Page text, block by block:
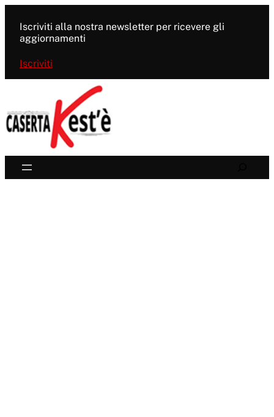
contenuto
Iscriviti alla nostra newsletter per ricevere gli
aggiornamenti
Iscriviti